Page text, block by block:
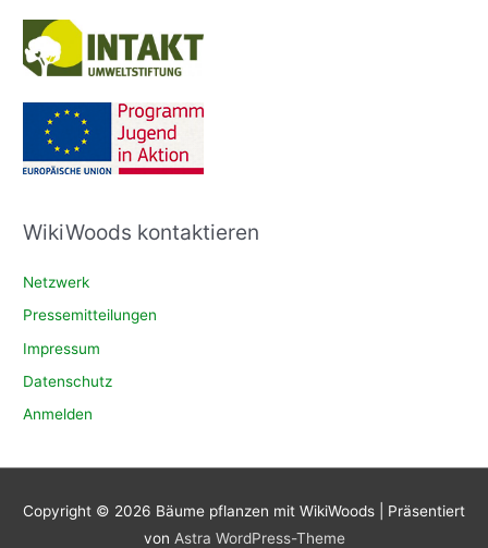
WikiWoods kontaktieren
Netzwerk
Pressemitteilungen
Impressum
Datenschutz
Anmelden
Copyright © 2026 Bäume pflanzen mit WikiWoods | Präsentiert
von Astra WordPress-Theme